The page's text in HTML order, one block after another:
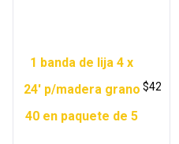
1 banda de lija 4 x
24′ p/madera grano
40 en paquete de 5
$42